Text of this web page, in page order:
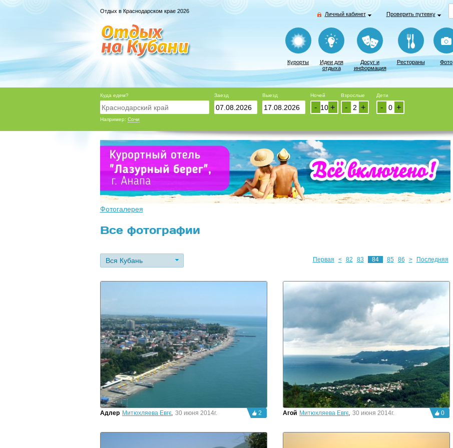
Отдых в Краснодарском крае 2026 Личный кабинет Проверить путевку
Курорты
Идеи для
отдыха
Досуг и
информация
Рестораны Фото
Куда едем?
Например: Сочи
Заезд Выезд Ночей
+
-
Взрослые
+
-
Дети
+
-
Фотогалерея
Все фотографии
Первая < 82 83 84 85 86 > Последняя
Вся Кубань
Адлер Митюхляева Евгения
, 30 июня 2014г. 2 Агой Митюхляева Евгения
, 30 июня 2014г. 0